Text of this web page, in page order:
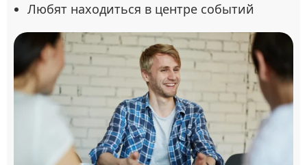
Любят находиться в центре событий